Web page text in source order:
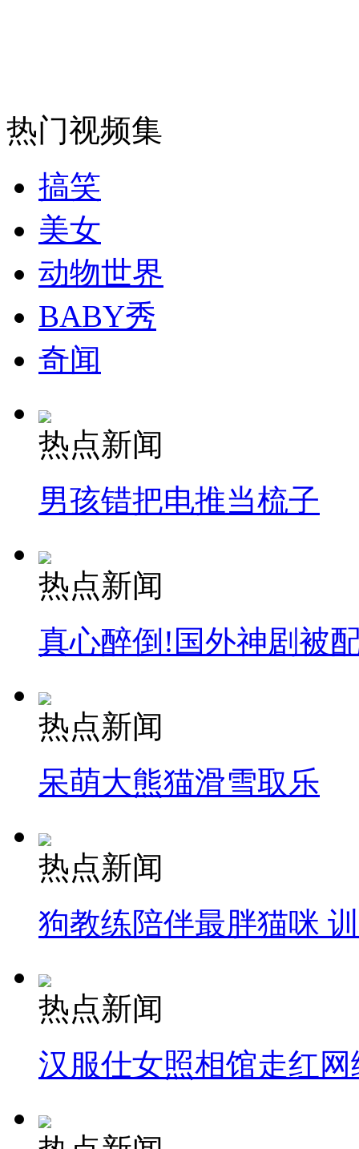
纽约上演“枕头大战”
司机酒驾遇交警 急速倒车逃窜
热门视频集
搞笑
美女
动物世界
BABY秀
奇闻
热点新闻
男孩错把电推当梳子
热点新闻
真心醉倒!国外神剧被
热点新闻
呆萌大熊猫滑雪取乐
热点新闻
狗教练陪伴最胖猫咪
热点新闻
汉服仕女照相馆走红网